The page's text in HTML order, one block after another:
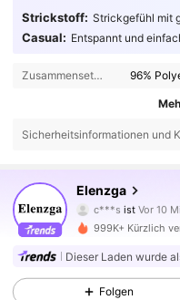
Strickstoff: Strickgefühl mit
Casual: Entspannt und
Zusammensetzung: 96%
Sicherheitsinformationen und
Elenzga
c***s ist
n***u ist am
4,77
3M Follower
4,77 3M Follower
999K+ Kürzlich
Dieser Laden wurde
Folgen